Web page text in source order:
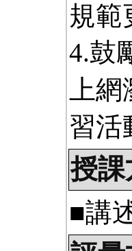
規範
4.鼓
上
習活
授
■講